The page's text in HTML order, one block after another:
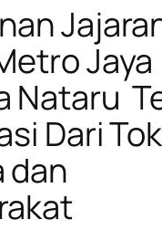
Jaya
Nataru
Dari
dan